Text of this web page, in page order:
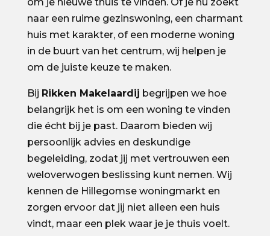
naar een ruime gezinswoning, een charmant
huis met karakter, of een moderne woning
in de buurt van het centrum, wij helpen je
om de juiste keuze te maken.
Bij Rikken Makelaardij begrijpen we hoe
belangrijk het is om een woning te vinden
die écht bij je past. Daarom bieden wij
persoonlijk advies en deskundige
begeleiding, zodat jij met vertrouwen een
weloverwogen beslissing kunt nemen. Wij
kennen de Hillegomse woningmarkt en
zorgen ervoor dat jij niet alleen een huis
vindt, maar een plek waar je je thuis voelt.